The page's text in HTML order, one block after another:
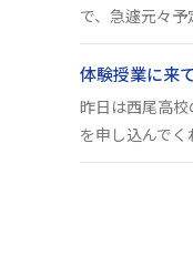
で、急遽元々
体験授業に来
昨日は西尾高
を申し込んでく